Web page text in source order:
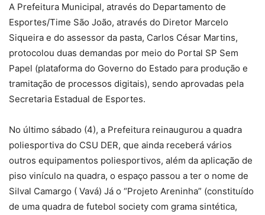
A Prefeitura Municipal, através do Departamento de
Esportes/Time São João, através do Diretor Marcelo
Siqueira e do assessor da pasta, Carlos César Martins,
protocolou duas demandas por meio do Portal SP Sem
Papel (plataforma do Governo do Estado para produção e
tramitação de processos digitais), sendo aprovadas pela
Secretaria Estadual de Esportes.
No último sábado (4), a Prefeitura reinaugurou a quadra
poliesportiva do CSU DER, que ainda receberá vários
outros equipamentos poliesportivos, além da aplicação de
piso vinículo na quadra, o espaço passou a ter o nome de
Silval Camargo ( Vavá) Já o “Projeto Areninha” (constituído
de uma quadra de futebol society com grama sintética,